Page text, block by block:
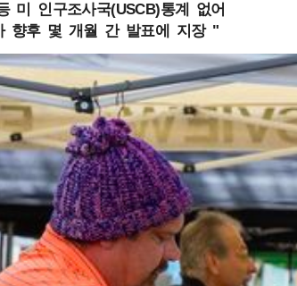
미 인구조사국(USCB)통계 없어
향후 몇 개월 간 발표에 지장 "